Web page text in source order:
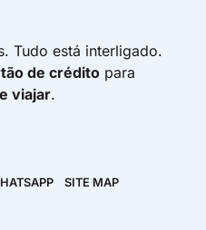
Tudo está interligado.
de crédito para
viajar.
SITE MAP